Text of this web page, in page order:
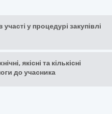
у процедурі закупівлі
якісні та кількісні
до учасника